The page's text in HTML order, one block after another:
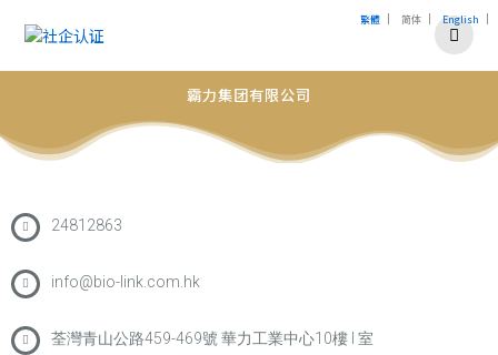
霸力集团有限公司
24812863
info@bio-link.com.hk
荃灣青山公路459-469號 華力工業中心10樓 I 室
繁體 | 简体 | English |